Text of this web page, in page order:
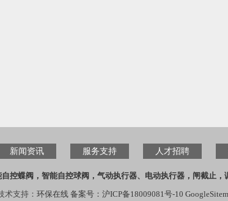
新闻资讯 服务支持 人才招聘
自控蝶阀，智能自控球阀，气动执行器、电动执行器，闸截止，
术支持： 环保在线 备案号：沪ICP备18009081号-10